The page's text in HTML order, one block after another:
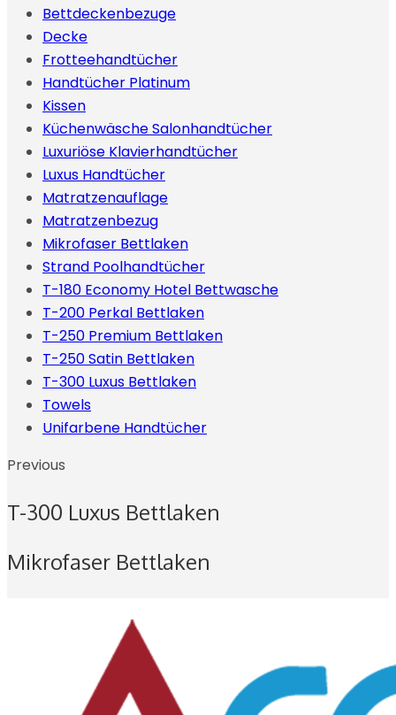
Bettdeckenbezuge
Decke
Frotteehandtücher
Handtücher Platinum
Kissen
Küchenwäsche Salonhandtücher
Luxuriöse Klavierhandtücher
Luxus Handtücher
Matratzenauflage
Matratzenbezug
Mikrofaser Bettlaken
Strand Poolhandtücher
T-180 Economy Hotel Bettwasche
T-200 Perkal Bettlaken
T-250 Premium Bettlaken
T-250 Satin Bettlaken
T-300 Luxus Bettlaken
Towels
Unifarbene Handtücher
Previous
T-300 Luxus Bettlaken
Mikrofaser Bettlaken